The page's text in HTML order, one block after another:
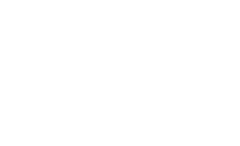
und
zu können